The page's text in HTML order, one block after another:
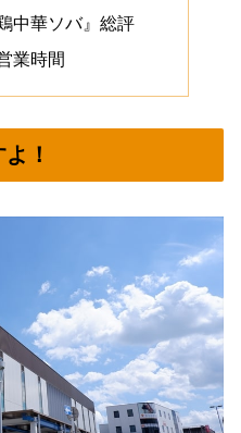
中華ソバ』総評
業時間
！